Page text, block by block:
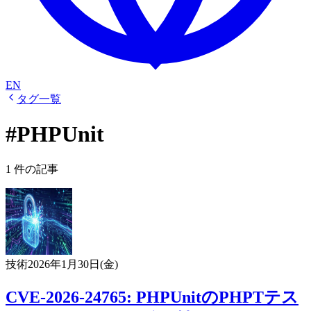
EN
タグ一覧
#PHPUnit
1 件の記事
技術2026年1月30日(金)
CVE-2026-24765: PHPUnitのPHPTテス